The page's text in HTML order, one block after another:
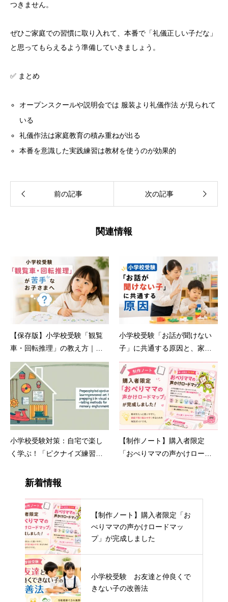
つきません。
ぜひご家庭での習慣に取り入れて、本番で「礼儀正しい子だな」
と思ってもらえるよう準備していきましょう。
✅ まとめ
オープンスクールや説明会では 服装より礼儀作法 が見られて
いる
礼儀作法は家庭教育の積み重ねが出る
本番を意識した実践練習は教材を使うのが効果的
前の記事 次の記事
関連情報
【保存版】小学校受験「観覧
車・回転推理」の教え方｜苦
手克服とおすすめ教材
小学校受験「お話が聞けない
子」に共通する原因と、家庭
でできる対策｜小学校受験自
宅学習専用教材のえしん会
小学校受験対策：自宅で楽し
く学ぶ！「ピクナイズ練習
記憶法
【制作ノート】購入者限定
「おぺりママの声かけロード
新着情報
【制作ノート】購入者限定「お
ぺりママの声かけロードマッ
プ」が完成しました
小学校受験 お友達と仲良くで
きない子の改善法